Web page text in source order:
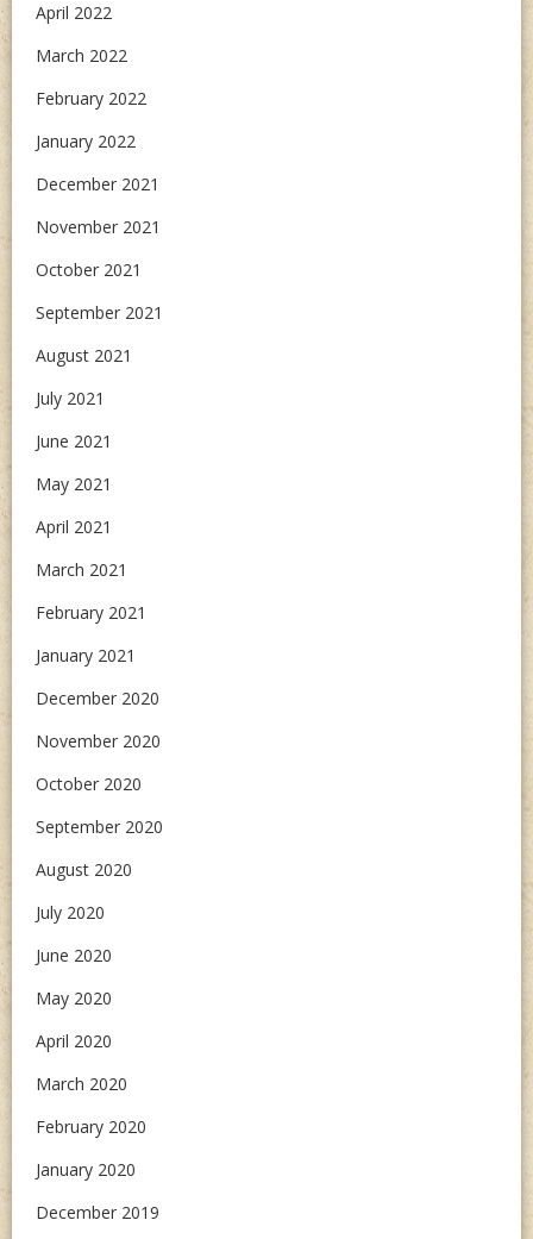
April 2022
March 2022
February 2022
January 2022
December 2021
November 2021
October 2021
September 2021
August 2021
July 2021
June 2021
May 2021
April 2021
March 2021
February 2021
January 2021
December 2020
November 2020
October 2020
September 2020
August 2020
July 2020
June 2020
May 2020
April 2020
March 2020
February 2020
January 2020
December 2019